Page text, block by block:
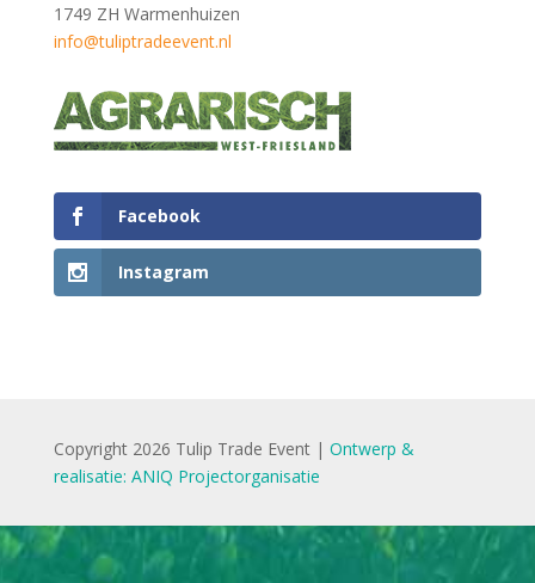
1749 ZH Warmenhuizen
info@tuliptradeevent.nl
Facebook
Instagram
Copyright 2026 Tulip Trade Event | Ontwerp &
realisatie: ANIQ Projectorganisatie